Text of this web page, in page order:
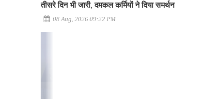
तीसरे दिन भी जारी, दमकल कर्मियों ने दिया समर्थन
08 Aug, 2026 09:22 PM